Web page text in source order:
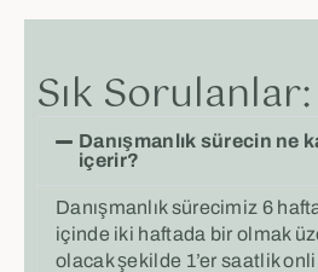
Sık Sorulanlar:
Danışmanlık sürecin ne
içerir?
Danışmanlık sürecimiz 6
içinde iki haftada bir olmak
olacak şekilde 1’er saatlik